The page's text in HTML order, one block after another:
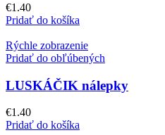
€1.40
Pridať do košíka
Rýchle zobrazenie
Pridať do obľúbených
LUSKÁČIK nálepky
€1.40
Pridať do košíka